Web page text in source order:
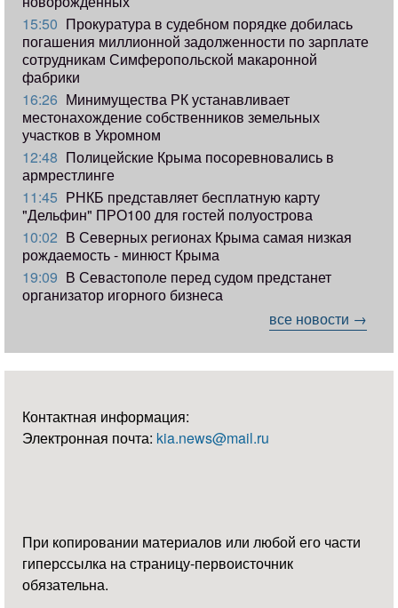
15:50 Прокуратура в судебном порядке добилась
погашения миллионной задолженности по зарплате
сотрудникам Симферопольской макаронной
фабрики
16:26 Минимущества РК устанавливает
местонахождение собственников земельных
участков в Укромном
12:48 Полицейские Крыма посоревновались в
армрестлинге
11:45 РНКБ представляет бесплатную карту
"Дельфин" ПРО100 для гостей полуострова
10:02 В Северных регионах Крыма самая низкая
рождаемость - минюст Крыма
19:09 В Севастополе перед судом предстанет
организатор игорного бизнеса
все новости →
Контактная информация:
Электронная почта: kia.news@mail.ru
При копировании материалов или любой его части
гиперссылка на страницу-первоисточник
обязательна.